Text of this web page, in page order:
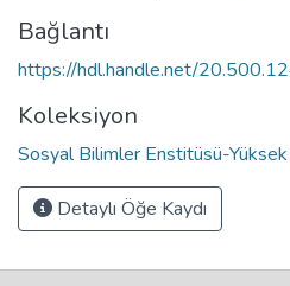
Bağlantı
https://hdl.handle.net/
Koleksiyon
Sosyal Bilimler Enstitüsü-
Detaylı Öğe Kaydı